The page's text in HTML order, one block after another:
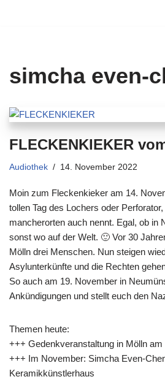
simcha even-
FLECKENKIEKER
Audiothek 14. November 2022
Moin zum Fleckenkieker am 14.
tollen Tag des Lochers oder
mancherorten auch nennt. Egal, ob in
sonst wo auf der Welt. 🙂 Vor 30
Mölln drei Menschen. Nun steigen
Asylunterkünfte und die Rechten
So auch am 19. November in
Ankündigungen und stellt euch den
Themen heute:
+++ Gedenkveranstaltung in Mölln
+++ Im November: Simcha Even-
Keramikkünstlerhaus